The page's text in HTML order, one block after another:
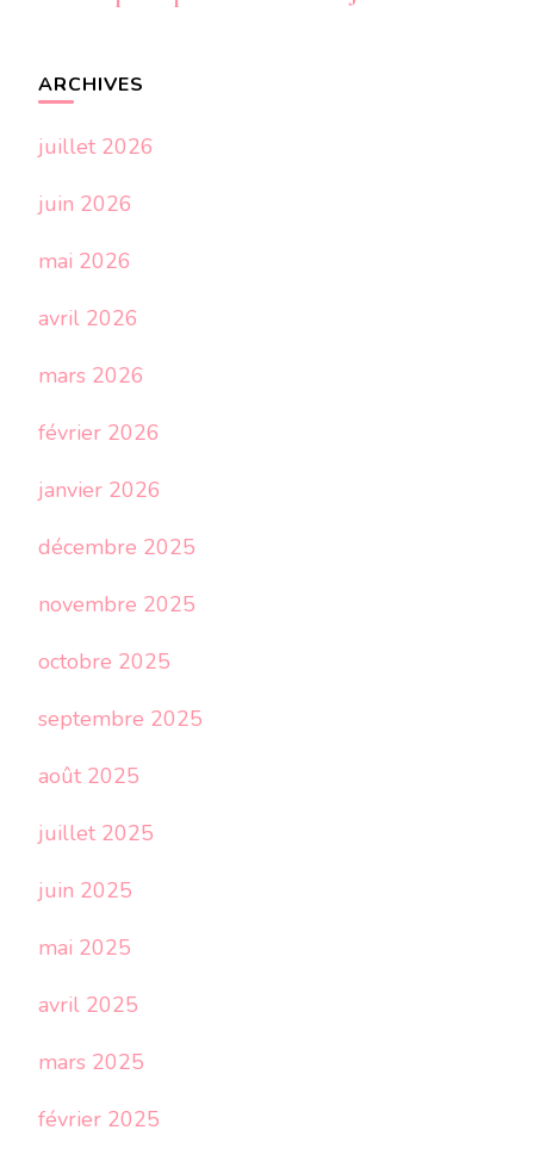
ARCHIVES
juillet 2026
juin 2026
mai 2026
avril 2026
mars 2026
février 2026
janvier 2026
décembre 2025
novembre 2025
octobre 2025
septembre 2025
août 2025
juillet 2025
juin 2025
mai 2025
avril 2025
mars 2025
février 2025